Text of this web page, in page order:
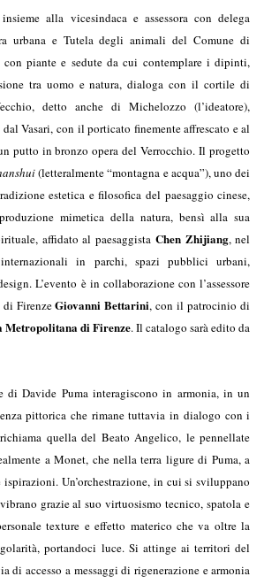
alla vicesindaca e assessora con delega
urbana e Tutela degli animali del Comune di
con piante e sedute da cui contemplare i dipinti,
tra uomo e natura, dialoga con il cortile di
detto anche di Michelozzo (l’ideatore),
Vasari, con il porticato finemente affrescato e al
putto in bronzo opera del Verrocchio. Il progetto
(letteralmente “montagna e acqua”), uno dei
estetica e filosofica del paesaggio cinese,
mimetica della natura, bensì alla sua
affidato al paesaggista Chen Zhijiang, nel
internazionali in parchi, spazi pubblici urbani,
L’evento è in collaborazione con l’assessore
di FirenzeGiovanni Bettarini, con il patrocinio di
Metropolitana di Firenze. Il catalogo sarà edito da
di Davide Puma interagiscono in armonia, in un
pittorica che rimane tuttavia in dialogo con i
quella del Beato Angelico, le pennellate
a Monet, che nella terra ligure di Puma, a
Un’orchestrazione, in cui si sviluppano
grazie al suo virtuosismo tecnico, spatola e
texture e effetto materico che va oltre la
portandoci luce. Si attinge ai territori del
di accesso a messaggi di rigenerazione e armonia